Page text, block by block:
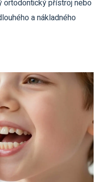
ortodontický přístroj nebo
a nákladného